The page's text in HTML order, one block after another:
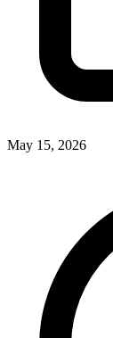
May 15, 2026